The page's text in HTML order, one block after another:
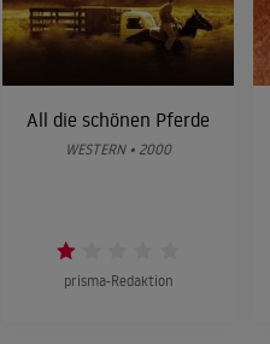
All die schönen Pferde
WESTERN • 2000
prisma-Redaktion